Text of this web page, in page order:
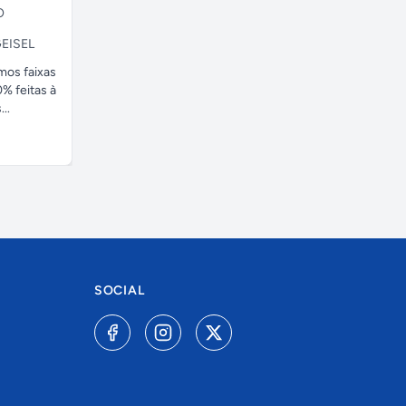
faixas
feitas à
SOCIAL